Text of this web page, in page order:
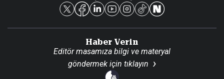
Reklam Ver
Haber Verin
Editör masamıza bilgi ve materyal
göndermek için tıklayın